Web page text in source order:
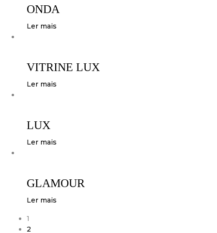
ONDA
Ler mais
VITRINE LUX
Ler mais
LUX
Ler mais
GLAMOUR
Ler mais
1
2